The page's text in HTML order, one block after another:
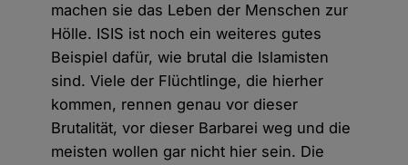
machen sie das Leben der Menschen zur
Hölle. ISIS ist noch ein weiteres gutes
Beispiel dafür, wie brutal die Islamisten
sind. Viele der Flüchtlinge, die hierher
kommen, rennen genau vor dieser
Brutalität, vor dieser Barbarei weg und die
meisten wollen gar nicht hier sein. Die